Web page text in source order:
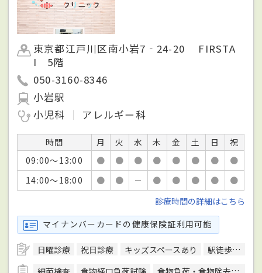
東京都江戸川区南小岩7‐24-20 FIRSTA
I 5階
050-3160-8346
小岩駅
小児科
アレルギー科
時間 月 火 水 木 金 土 日
祝
09:00～13:00
● ● ● ● ● ● ●
●
14:00～18:00
● ● － ● ● ● ●
●
診療時間の詳細はこちら
マイナンバーカードの健康保険証利用可能
日曜診療 祝日診療 キッズスペースあり
駅徒歩5分圏内